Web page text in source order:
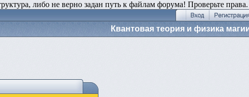
либо не верно задан путь к файлам форума! Проверьте права.
Квантовая теория и физика